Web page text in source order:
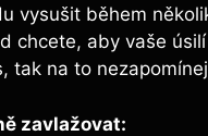
vysušit během
chcete, aby vaše
tak na to
zavlažovat: